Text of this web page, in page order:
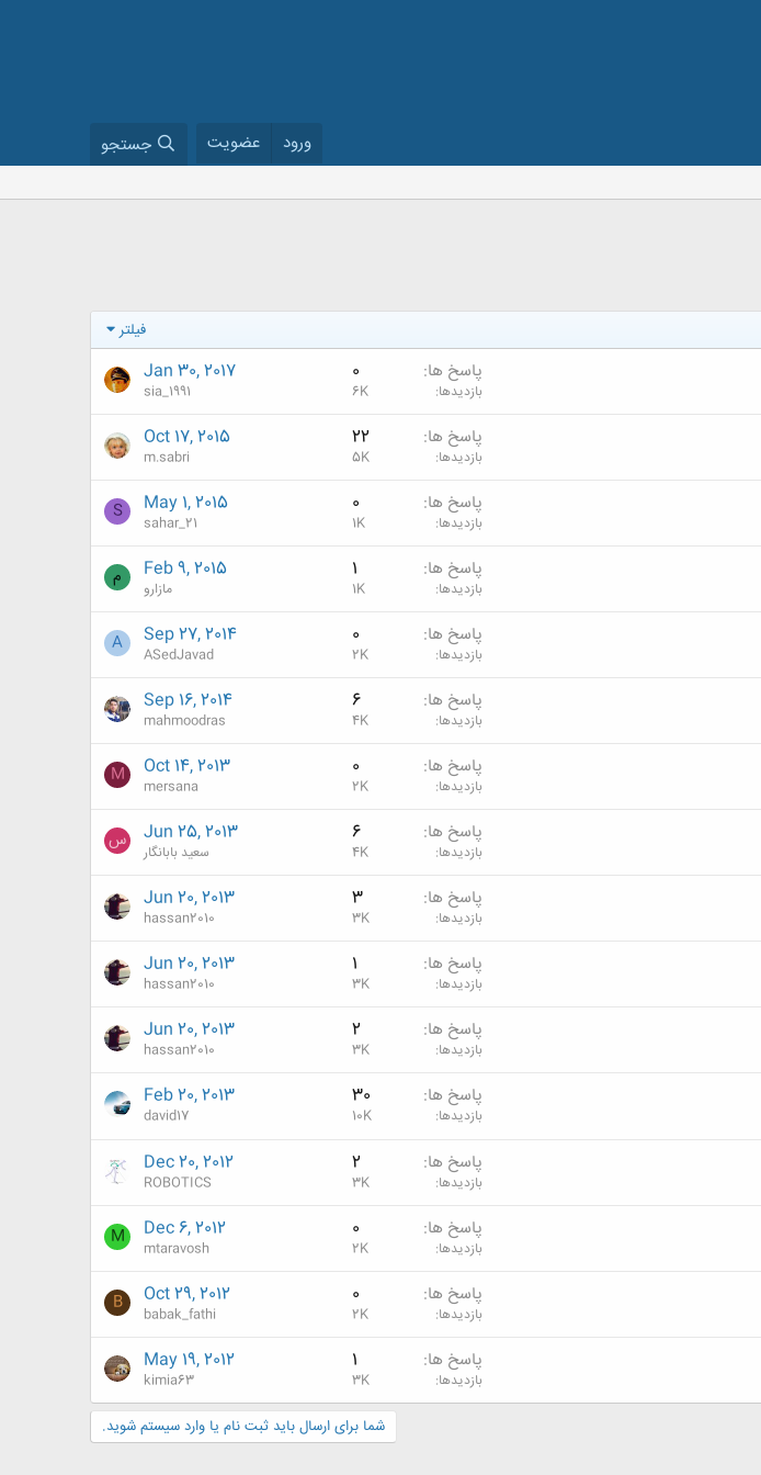
ورود عضویت جستجو
فیلتر
پاسخ ها 0
بازدیدها 6K
Jan 30, 2017
sia_1991
پاسخ ها 22
بازدیدها 5K
Oct 17, 2015
m.sabri
پاسخ ها 0
بازدیدها 1K
May 1, 2015
sahar_21
S
پاسخ ها 1
بازدیدها 1K
Feb 9, 2015
مازارو م
پاسخ ها 0
بازدیدها 2K
Sep 27, 2014
ASedJavad
A
پاسخ ها 6
بازدیدها 4K
Sep 16, 2014
mahmoodras
پاسخ ها 0
بازدیدها 2K
Oct 14, 2013
mersana
M
پاسخ ها 6
بازدیدها 4K
Jun 25, 2013
سعید بابانگار س
پاسخ ها 3
بازدیدها 3K
Jun 20, 2013
hassan2010
پاسخ ها 1
بازدیدها 3K
Jun 20, 2013
hassan2010
پاسخ ها 2
بازدیدها 3K
Jun 20, 2013
hassan2010
پاسخ ها 30
بازدیدها 10K
Feb 20, 2013
david17
پاسخ ها 2
بازدیدها 3K
Dec 20, 2012
ROBOTICS
پاسخ ها 0
بازدیدها 2K
Dec 6, 2012
mtaravosh
M
پاسخ ها 0
بازدیدها 2K
Oct 29, 2012
babak_fathi
B
پاسخ ها 1
بازدیدها 3K
May 19, 2012
kimia63
شما برای ارسال باید ثبت نام یا وارد سیستم شوید.